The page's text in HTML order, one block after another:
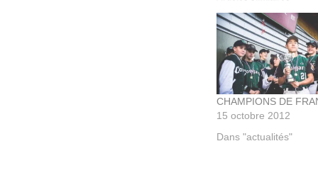
CHAMPIONS DE
15 octobre 2012
Dans "actualités"